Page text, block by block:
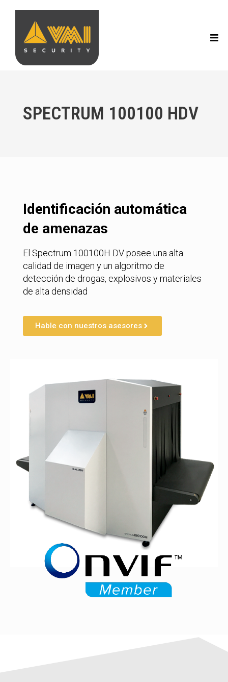
SPECTRUM 100100 HDV
Identificación automática
de amenazas
El Spectrum 100100H DV posee una alta
calidad de imagen y un algoritmo de
detección de drogas, explosivos y materiales
de alta densidad
Hable con nuestros asesores